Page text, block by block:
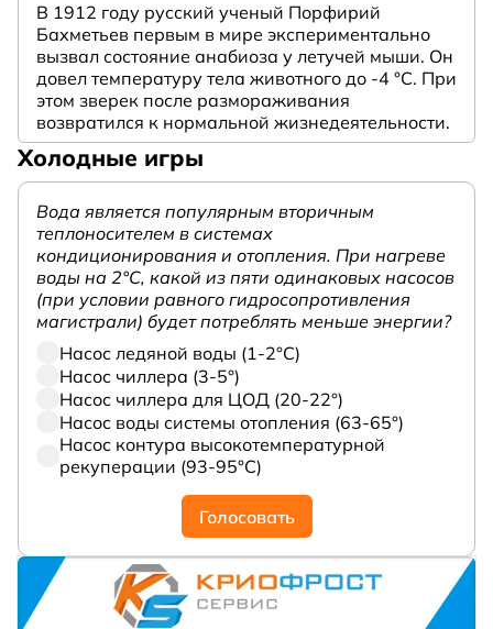
В 1912 году русский ученый Порфирий
Бахметьев первым в мире экспериментально
вызвал состояние анабиоза у летучей мыши. Он
довел температуру тела животного до -4 °C. При
этом зверек после размораживания
возвратился к нормальной жизнедеятельности.
Холодные игры
Вода является популярным вторичным
теплоносителем в системах
кондиционирования и отопления. При нагреве
воды на 2°С, какой из пяти одинаковых насосов
(при условии равного гидросопротивления
магистрали) будет потреблять меньше энергии?
Насос ледяной воды (1-2°С)
Насос чиллера (3-5°)
Насос чиллера для ЦОД (20-22°)
Насос воды системы отопления (63-65°)
Насос контура высокотемпературной
рекуперации (93-95°С)
Голосовать